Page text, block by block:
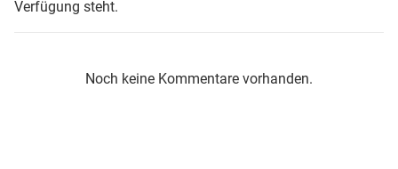
Verfügung steht.
Noch keine Kommentare vorhanden.